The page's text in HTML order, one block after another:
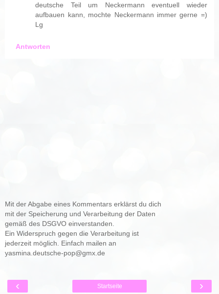
deutsche Teil um Neckermann eventuell wieder
aufbauen kann, mochte Neckermann immer gerne =)
Lg
Antworten
Mit der Abgabe eines Kommentars erklärst du dich
mit der Speicherung und Verarbeitung der Daten
gemäß des DSGVO einverstanden.
Ein Widerspruch gegen die Verarbeitung ist
jederzeit möglich. Einfach mailen an
yasmina.deutsche-pop@gmx.de
‹ ›
Startseite